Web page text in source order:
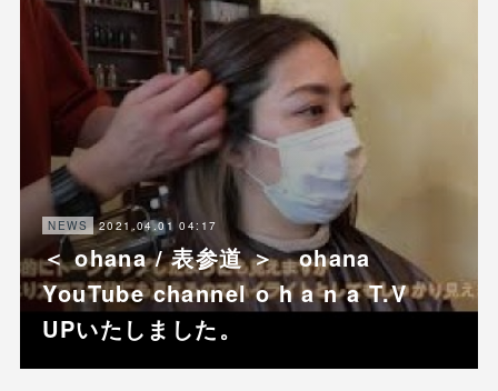
NEWS 2021.04.01 04:17
＜ ohana / 表参道 ＞ ohana
YouTube channel o h a n a T.V
UPいたしました。